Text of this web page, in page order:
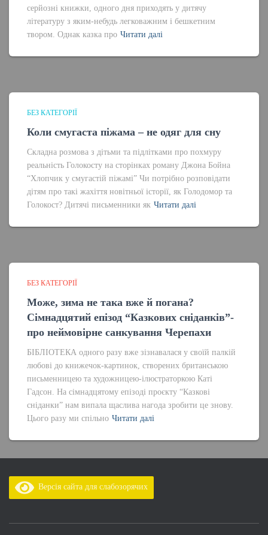
серйозні книжки, одного дня приходять у дитячу
літературу з яким-небудь легковажним і бешкетним
твором. Однак казка про Читати далі
БЕЗ КАТЕГОРІЇ
Коли смугаста піжама – не одяг для сну
Складна розмова з дітьми та підлітками про похмуру
реальність Голокосту на сторінках роману Джона Бойна
“Хлопчик у смугастій піжамі” Чи потрібно розповідати
дітям про такі жахіття новітньої історії, як Голодомор та
Голокост? Дитячі письменники як Читати далі
БЕЗ КАТЕГОРІЇ
Може, зима не така вже й погана?
Сімнадцятий епізод “Казкових сніданків”-
про неймовірне санкування Черепахи
БІБЛІОТЕКА одного разу вже зізнавалася у своїй палкій
любові до книжечок-картинок, створених британською
письменницею та художницею-ілюстраторкою Каті
Гадсон. На сімнадцятому епізоді проєкту “Казкові
сніданки” нам випала щаслива нагода зробити це знову.
Цього разу ми спільно Читати далі
Версія сайта для слабозорячих